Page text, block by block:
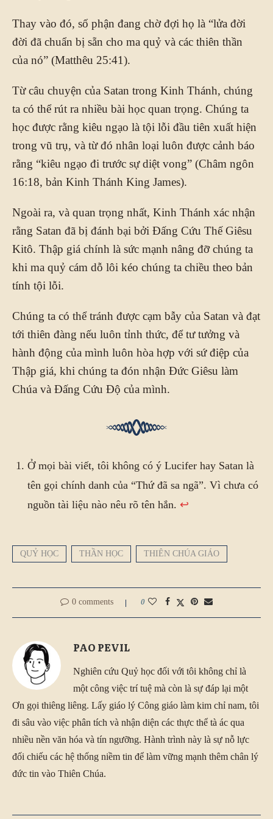
Thay vào đó, số phận đang chờ đợi họ là “lửa đời
đời đã chuẩn bị sẵn cho ma quỷ và các thiên thần
của nó” (Matthêu 25:41).
Từ câu chuyện của Satan trong Kinh Thánh, chúng
ta có thể rút ra nhiều bài học quan trọng. Chúng ta
học được rằng kiêu ngạo là tội lỗi đầu tiên xuất hiện
trong vũ trụ, và từ đó nhân loại luôn được cảnh báo
rằng “kiêu ngạo đi trước sự diệt vong” (Châm ngôn
16:18, bản Kinh Thánh King James).
Ngoài ra, và quan trọng nhất, Kinh Thánh xác nhận
rằng Satan đã bị đánh bại bởi Đấng Cứu Thế Giêsu
Kitô. Thập giá chính là sức mạnh nâng đỡ chúng ta
khi ma quỷ cám dỗ lôi kéo chúng ta chiều theo bản
tính tội lỗi.
Chúng ta có thể tránh được cạm bẫy của Satan và đạt
tới thiên đàng nếu luôn tỉnh thức, để tư tưởng và
hành động của mình luôn hòa hợp với sứ điệp của
Thập giá, khi chúng ta đón nhận Đức Giêsu làm
Chúa và Đấng Cứu Độ của mình.
Ở mọi bài viết, tôi không có ý Lucifer hay Satan là
tên gọi chính danh của “Thứ đã sa ngã”. Vì chưa có
nguồn tài liệu nào nêu rõ tên hắn. ↩︎
QUỶ HỌC THẦN HỌC THIÊN CHÚA GIÁO
0 comments 0
PAO PEVIL
Nghiên cứu Quỷ học đối với tôi không chỉ là
một công việc trí tuệ mà còn là sự đáp lại một
Ơn gọi thiêng liêng. Lấy giáo lý Công giáo làm kim chỉ nam, tôi
đi sâu vào việc phân tích và nhận diện các thực thể tà ác qua
nhiều nền văn hóa và tín ngưỡng. Hành trình này là sự nỗ lực
đối chiếu các hệ thống niềm tin để làm vững mạnh thêm chân lý
đức tin vào Thiên Chúa.